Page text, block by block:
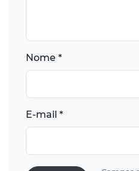
Nome *
E-mail *